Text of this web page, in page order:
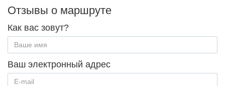
Отзывы о маршруте
Как вас зовут?
Ваш электронный адрес